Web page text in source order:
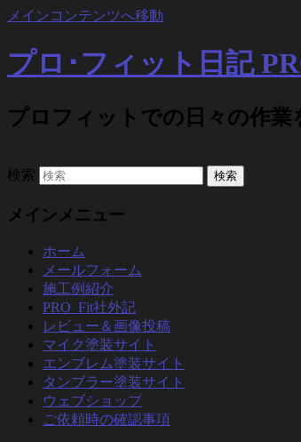
メインコンテンツへ移動
プロ･フィット日記
プロフィットでの日々の作業
検索
メインメニュー
ホーム
メールフォーム
施工例紹介
PRO_Fit社外記
レビュー＆画像投稿
マイク塗装サイト
エンブレム塗装サイト
タンブラー塗装サイト
ウェブショップ
ご依頼時の確認事項